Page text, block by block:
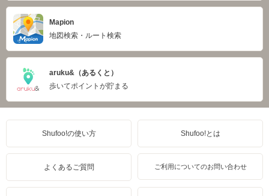
Mapion
地図検索・ルート検索
aruku&（あるくと）
歩いてポイントが貯まる
Shufoo!の使い方 Shufoo!とは
よくあるご質問 ご利用についてのお問い合わせ